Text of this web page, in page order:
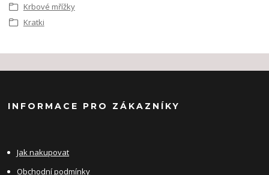
Krbové mřížky
Kratki
INFORMACE PRO ZÁKAZNÍKY
Jak nakupovat
Obchodní podmínky